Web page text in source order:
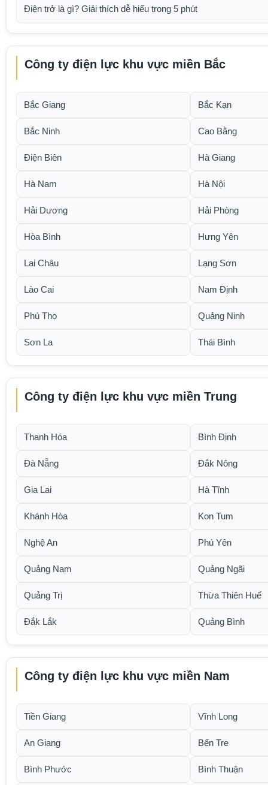
Điện trở là gì? Giải thích dễ hiểu trong 5 phút
Công ty điện lực khu vực miền Bắc
Bắc Giang Bắc Kạn
Bắc Ninh Cao Bằng
Điện Biên Hà Giang
Hà Nam Hà Nội
Hải Dương Hải Phòng
Hòa Bình Hưng Yên
Lai Châu Lạng Sơn
Lào Cai Nam Định
Phú Thọ Quảng Ninh
Sơn La Thái Bình
Công ty điện lực khu vực miền Trung
Thanh Hóa Bình Định
Đà Nẵng Đắk Nông
Gia Lai Hà Tĩnh
Khánh Hòa Kon Tum
Nghệ An Phú Yên
Quảng Nam Quảng Ngãi
Quảng Trị Thừa Thiên Huế
Đắk Lắk Quảng Bình
Công ty điện lực khu vực miền Nam
Tiền Giang Vĩnh Long
An Giang Bến Tre
Bình Phước Bình Thuận